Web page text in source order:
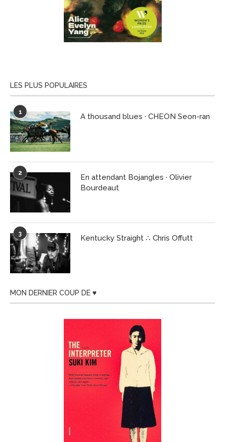
LES PLUS POPULAIRES
1 A thousand blues · CHEON Seon-ran
2
En attendant Bojangles · Olivier
Bourdeaut
3 Kentucky Straight ∴ Chris Offutt
MON DERNIER COUP DE ♥